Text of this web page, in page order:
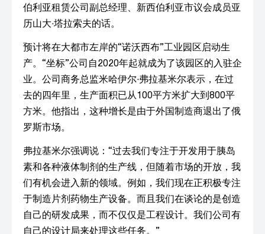
伯利亚租赁公司副总经理、新西伯利亚市议会成员亚
历山大·塔拉索夫的话。
预计将在大都市左岸的“诺沃西布”工业园区启动生
产。“坐标”公司自2020年起就成为了该园区的入驻企
业。公司商务总监米哈伊尔·弗拉基米尔表示，在过
去的四年里，生产面积已从100平方米扩大到800平
方米。他指出，这种增长是由于外国制造商退出了俄
罗斯市场。
弗拉基米尔强调说：“过去我们专注于开发用于胰岛
素和各种液体制剂的生产线，但随着市场的开放，我
们有机会进入新的领域。例如，我们现在正积极专注
于制造片剂药物生产设备。而且我们在谈论的是创造
自己的研发成果，而不仅仅是工程设计。我们公司有
自己的设计局来处理这些任务。”